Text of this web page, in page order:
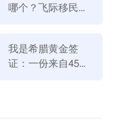
考试合格，就可读高
了爱尔兰高中留学
进一步了解，或有任何
哪个？飞际移民是
我是希腊黄金签
证：一份来自45亿